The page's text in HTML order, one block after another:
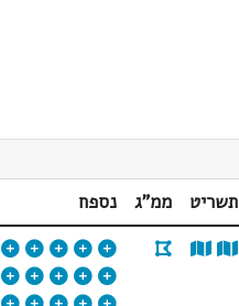
תשריט ממ"ג
נספח